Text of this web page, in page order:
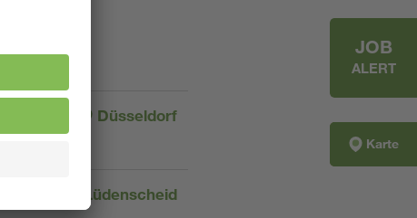
Düsseldorf
Lüdenscheid
JOB
ALERT
Karte